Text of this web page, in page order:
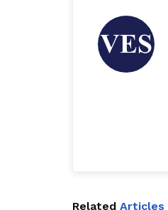
Related Articles